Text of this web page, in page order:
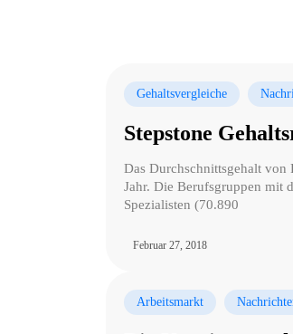
Gehaltsvergleiche
Stepstone
Das Durchschnittsgehalt
Jahr. Die Berufsgruppen mit
Spezialisten (70.890
Februar 27, 2018
Arbeitsmarkt